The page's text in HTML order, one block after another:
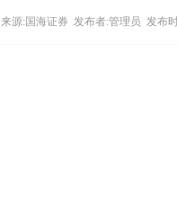
来源:国海证券 发布者:管理员 发布时